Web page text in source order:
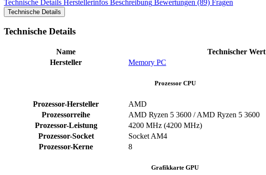
Technische Details Herstellerinfos Beschreibung Bewertungen (89) Fragen
Technische Details
Technische Details
Name
Technischer Wert
Hersteller
Memory PC
Prozessor CPU
Prozessor-Hersteller
‎AMD
Prozessorreihe
AMD Ryzen 5 3600 / AMD Ryzen 5 3600
Prozessor-Leistung
‎4200 MHz (4200 MHz)
Prozessor-Socket
‎Socket AM4
Prozessor-Kerne
‎8
Grafikkarte GPU